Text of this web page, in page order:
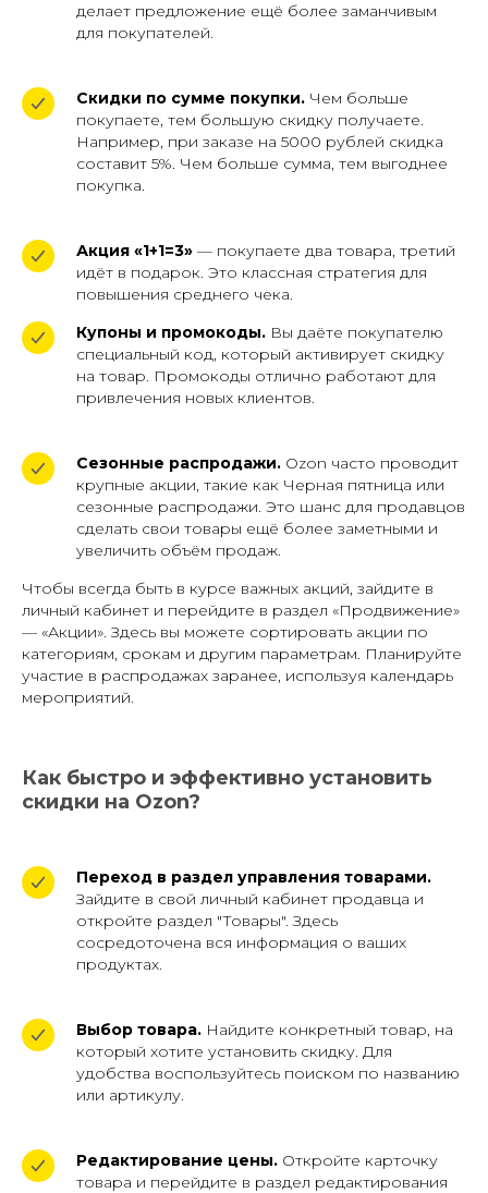
делает предложение ещё более заманчивым
для покупателей.
Скидки по сумме покупки. Чем больше
покупаете, тем большую скидку получаете.
Например, при заказе на 5000 рублей скидка
составит 5%. Чем больше сумма, тем выгоднее
покупка.
Акция «1+1=3» — покупаете два товара, третий
идёт в подарок. Это классная стратегия для
повышения среднего чека.
Купоны и промокоды. Вы даёте покупателю
специальный код, который активирует скидку
на товар. Промокоды отлично работают для
привлечения новых клиентов.
Сезонные распродажи. Ozon часто проводит
крупные акции, такие как Черная пятница или
сезонные распродажи. Это шанс для продавцов
сделать свои товары ещё более заметными и
увеличить объём продаж.
Чтобы всегда быть в курсе важных акций, зайдите в
личный кабинет и перейдите в раздел «Продвижение»
— «Акции». Здесь вы можете сортировать акции по
категориям, срокам и другим параметрам. Планируйте
участие в распродажах заранее, используя календарь
мероприятий.
Как быстро и эффективно установить
скидки на Ozon?
Переход в раздел управления товарами.
Зайдите в свой личный кабинет продавца и
откройте раздел "Товары". Здесь
сосредоточена вся информация о ваших
продуктах.
Выбор товара. Найдите конкретный товар, на
который хотите установить скидку. Для
удобства воспользуйтесь поиском по названию
или артикулу.
Редактирование цены. Откройте карточку
товара и перейдите в раздел редактирования